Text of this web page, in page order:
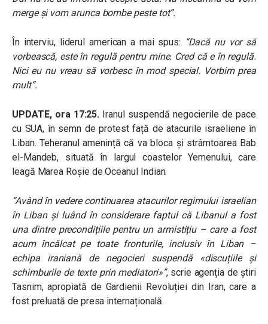
merge și vom arunca bombe peste tot”.
În interviu, liderul american a mai spus: “Dacă nu vor să
vorbească, este în regulă pentru mine. Cred că e în regulă.
Nici eu nu vreau să vorbesc în mod special. Vorbim prea
mult”.
UPDATE, ora 17:25. Iranul suspendă negocierile de pace
cu SUA, în semn de protest față de atacurile israeliene în
Liban. Teheranul amenință că va bloca şi strâmtoarea Bab
el-Mandeb, situată în largul coastelor Yemenului, care
leagă Marea Roșie de Oceanul Indian.
“Având în vedere continuarea atacurilor regimului israelian
în Liban și luând în considerare faptul că Libanul a fost
una dintre precondițiile pentru un armistițiu – care a fost
acum încălcat pe toate fronturile, inclusiv în Liban –
echipa iraniană de negocieri suspendă «discuțiile și
schimburile de texte prin mediatori»”, scrie agenția de știri
Tasnim, apropiată de Gardienii Revoluției din Iran, care a
fost preluată de presa internațională.